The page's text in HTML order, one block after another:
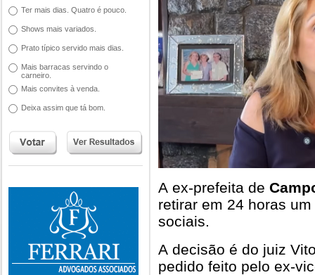
Ter mais dias. Quatro é pouco.
Shows mais variados.
Prato típico servido mais dias.
Mais barracas servindo o
carneiro.
Mais convites à venda.
Deixa assim que tá bom.
A ex-prefeita de
retirar em 24 horas
sociais.
A decisão é do juiz
pedido feito pelo ex-